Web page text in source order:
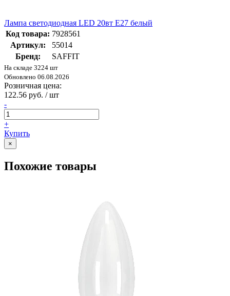
Лампа светодиодная LED 20вт Е27 белый
Код товара: 7928561
Артикул:
55014
Бренд:
SAFFIT
На складе 3224 шт
Обновлено 06.08.2026
Розничная цена:
122.56 руб. / шт
-
+
Купить
×
Похожие товары